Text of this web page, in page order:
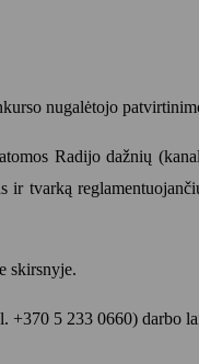
nugalėtojo
Radijo dažnių
tvarką
skirsnyje.
+370 5 233 0660) darbo